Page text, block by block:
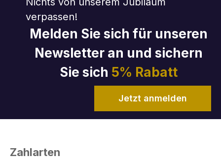
verpassen!
Melden Sie sich für unseren
Newsletter an und sichern
Sie sich 5% Rabatt
Jetzt anmelden
Zahlarten